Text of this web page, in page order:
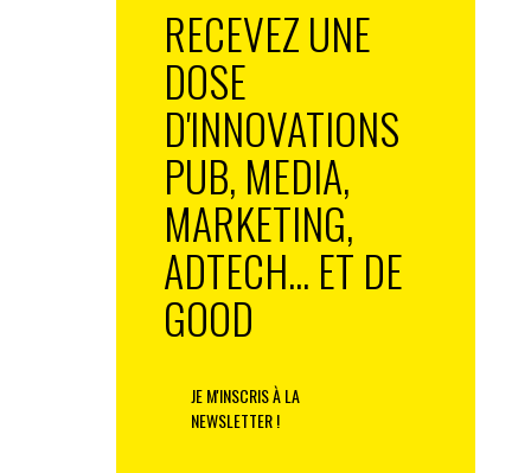
RECEVEZ UNE
DOSE
D'INNOVATIONS
PUB, MEDIA,
MARKETING,
ADTECH... ET DE
GOOD
JE M'INSCRIS À LA
NEWSLETTER !